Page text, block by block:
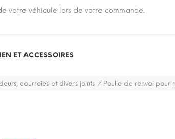
votre véhicule lors de votre commande.
ET ACCESSOIRES
courroies et divers joints Poulie de renvoi pour